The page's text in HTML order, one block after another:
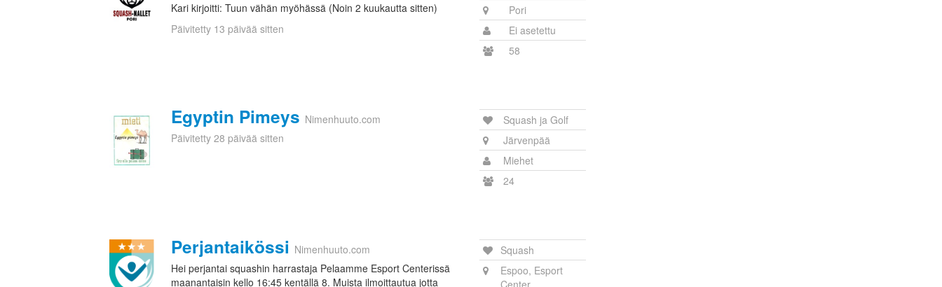
Kari kirjoitti: Tuun vähän myöhässä (Noin 2 kuukautta sitten)
Päivitetty 13 päivää sitten
Pori
Ei asetettu
58
Egyptin Pimeys Nimenhuuto.com
Päivitetty 28 päivää sitten
Squash ja Golf
Järvenpää
Miehet
24
Perjantaikössi Nimenhuuto.com
Hei perjantai squashin harrastaja Pelaamme Esport Centerissä
maanantaisin kello 16:45 kentällä 8. Muista ilmoittautua jotta
Squash
Espoo, Esport